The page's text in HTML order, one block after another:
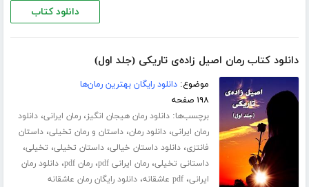
دانلود کتاب
دانلود کتاب رمان اصیل زاده‌ی تاریکی (جلد اول)
موضوع:دانلود رایگان بهترین رمان‌ها
۱۹۸ صفحه
برچسب‌ها:دانلود رمان هیجان انگیز،رمان ایرانی،دانلود
رمان ایرانی،دانلود رمان،داستان و رمان تخیلی،داستان
فانتزی،دانلود داستان خیالی،داستان تخیلی، تخیلی،
داستانی تخیلی،رمان ایرانی pdf ،رمان pdf ،دانلود رمان
ایرانی،pdf عاشقانه ،دانلود رایگان رمان عاشقانه